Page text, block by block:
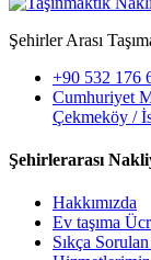
Şehirler Arası
+90 532 176
Cumhuriyet
Çekmeköy /
Şehirlerarası
Hakkımızda
Ev taşıma
Sıkça